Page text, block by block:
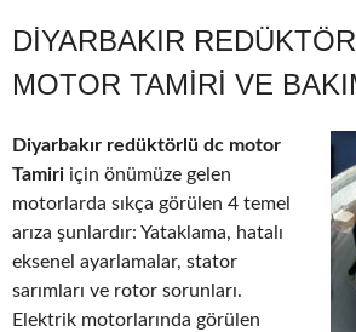
DIYARBAKIR
MOTOR TAMIRI VE
Diyarbakır redüktörlü dc motor
Tamiri için önümüze gelen
motorlarda sıkça görülen 4 temel
arıza şunlardır: Yataklama, hatalı
eksenel ayarlamalar, stator
sarımları ve rotor sorunları.
Elektrik motorlarında görülen